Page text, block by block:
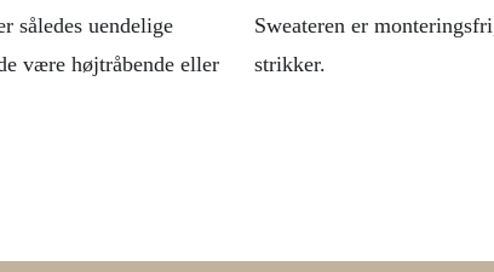
således uendelige
være højtråbende eller
Sweateren er
strikker.